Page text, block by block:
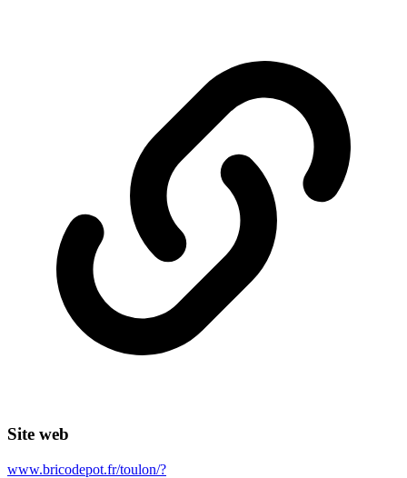
Site web
www.bricodepot.fr/toulon/?